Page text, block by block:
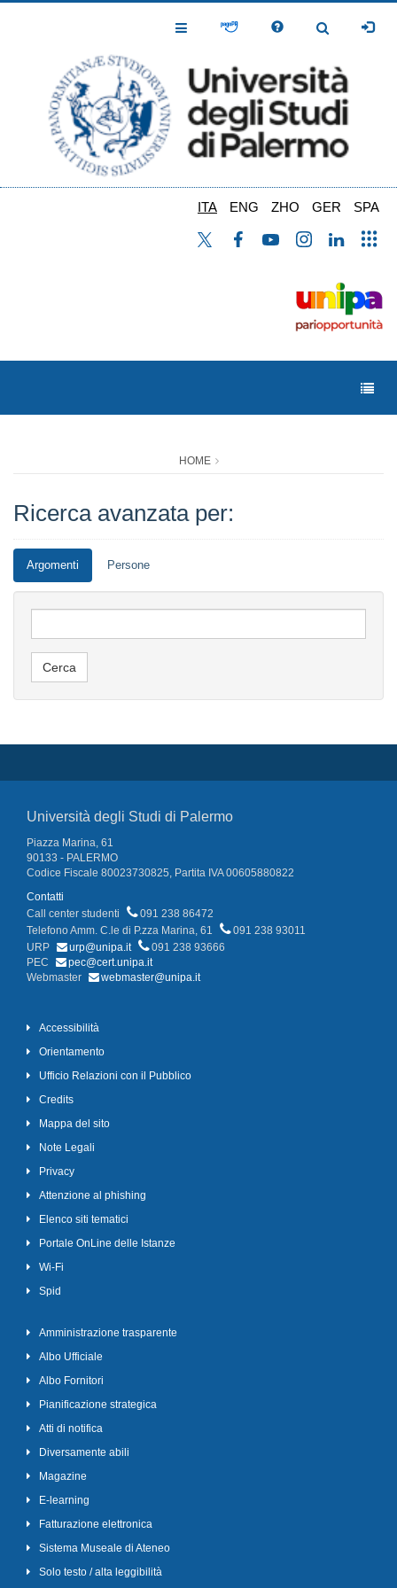
Toggle
Toggle
ITA ENG ZHO GER SPA
HOME
Ricerca avanzata per:
Argomenti Persone
Università degli Studi di Palermo
Piazza Marina, 61
90133 - PALERMO
Codice Fiscale 80023730825, Partita IVA 00605880822
Contatti
Call center studenti
091 238 86472
Telefono Amm. C.le di P.zza Marina, 61
091 238 93011
URP
urp@unipa.it
091 238 93666
PEC
pec@cert.unipa.it
Webmaster
webmaster@unipa.it
Accessibilità
Orientamento
Ufficio Relazioni con il Pubblico
Credits
Mappa del sito
Note Legali
Privacy
Attenzione al phishing
Elenco siti tematici
Portale OnLine delle Istanze
Wi-Fi
Spid
Amministrazione trasparente
Albo Ufficiale
Albo Fornitori
Pianificazione strategica
Atti di notifica
Diversamente abili
Magazine
E-learning
Fatturazione elettronica
Sistema Museale di Ateneo
Solo testo / alta leggibilità